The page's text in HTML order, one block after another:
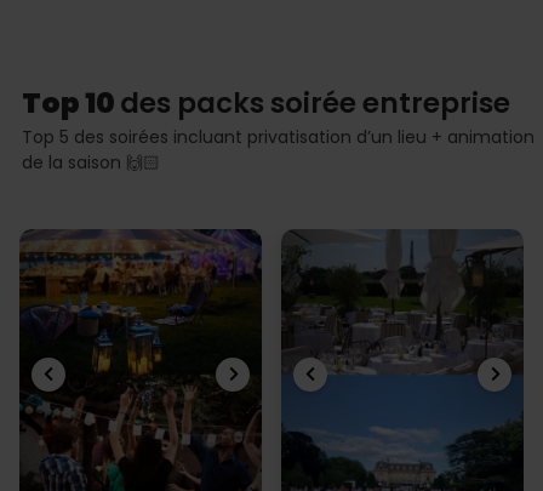
Top 10des packs soirée entreprise
Top 5 des soirées incluant privatisation d’un lieu + animation
de la saison 🙌🏻